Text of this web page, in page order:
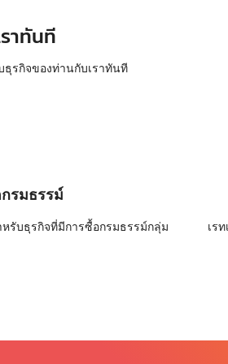
าทันที
รกิจของท่านกับเราทันที
รมธรรม์
รับธุรกิจที่มีการซื้อกรมธรรม์กลุ่ม
เร